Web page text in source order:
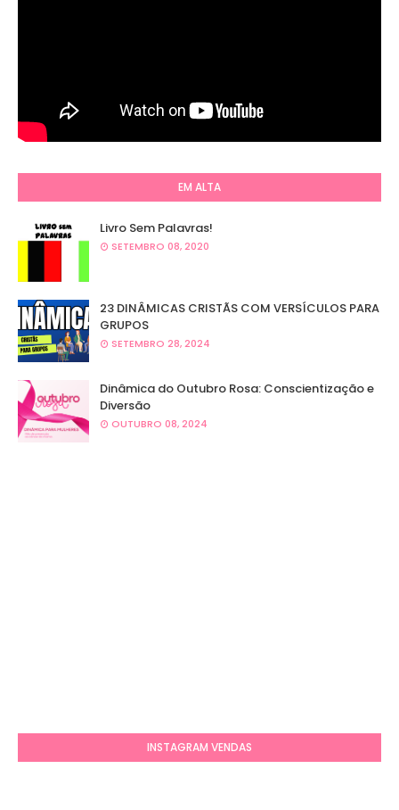
EM ALTA
Livro Sem Palavras!
SETEMBRO 08, 2020
23 DINÂMICAS CRISTÃS COM VERSÍCULOS PARA
GRUPOS
SETEMBRO 28, 2024
Dinâmica do Outubro Rosa: Conscientização e
Diversão
OUTUBRO 08, 2024
INSTAGRAM VENDAS